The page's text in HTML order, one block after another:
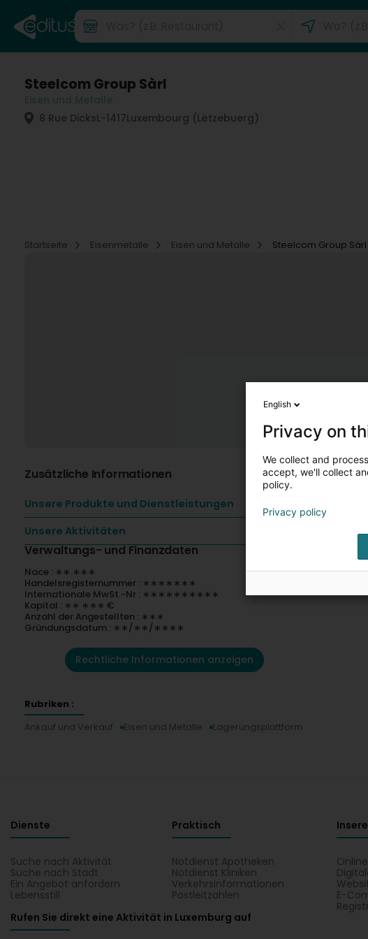
Steelcom Group Sàrl
8 Rue DicksL-1417Luxembourg (Lëtzebuerg)
Startseite
Eisenmetalle Eisen und Metalle Steelcom Group Sàrl
Zusätzliche Informationen
Unsere Produkte und Dienstleistungen
Unsere Aktivitäten
Verwaltungs- und Finanzdaten
Nace : ∗∗.∗∗∗
Handelsregisternummer : ∗∗∗∗∗∗∗
Internationale MwSt.-Nr : ∗∗∗∗∗∗∗∗∗∗
Kapital : ∗∗ ∗∗∗ €
Anzahl der Angestellten : ∗∗∗
Gründungsdatum : ∗∗/∗∗/∗∗∗∗
Rechtliche Informationen anzeigen
Rubriken :
Ankauf und Verkauf
Eisen und Metalle Lagerungsplattform
Dienste
Suche nach Aktivität
Suche nach Stadt
Ein Angebot anfordern
Lebensstill
Praktisch
Notdienst Apotheken
Notdienst Kliniken
Verkehrsinformationen
Postleitzahlen
E-
Rufen Sie direkt eine Aktivität in Luxemburg auf
English
Privacy on
We collect and
accept, we'll collect
policy.
Privacy policy